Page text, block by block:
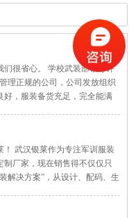
们很省心。 学校武装部领导评
理正规的公司，公司发放组织
好，服装备货充足，完全能满
商，已连续多年服务我校了，
很省心。“ 武汉大学是中国顶尖
！ 武汉银莱作为专注军训服装
制厂家，现在销售得不仅仅只
解决方案”，从设计、配码、生
校，对学校品牌形象要求非常